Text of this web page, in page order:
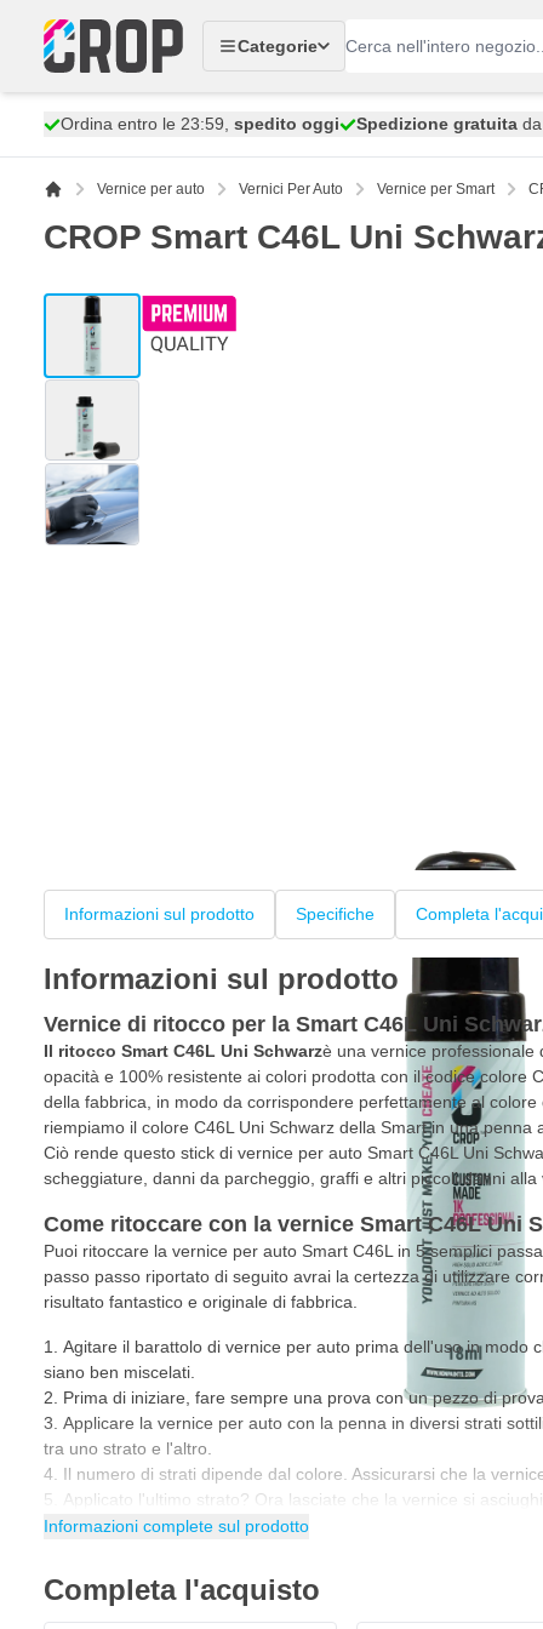
Categorie
Ordina entro le 23:59, spedito oggi Spedizione gratuita
Vernice per auto Vernici Per Auto Vernice per Smart
CROP Smart C46L Uni
View larger image
View larger image
Informazioni sul prodotto Specifiche Completa
Informazioni sul prodotto
Vernice di ritocco per la Smart C46L Uni
Il ritocco Smart C46L Uni Schwarzè una vernice professionale
opacità e 100% resistente ai colori prodotta con il codice colore
della fabbrica, in modo da corrispondere perfettamente al colore
riempiamo il colore C46L Uni Schwarz della Smart in una penna
Ciò rende questo stick di vernice per auto Smart C46L Uni
scheggiature, danni da parcheggio, graffi e altri piccoli danni alla
Come ritoccare con la vernice Smart C46L Uni
Puoi ritoccare la vernice per auto Smart C46L in 5 semplici
passo passo riportato di seguito avrai la certezza di utilizzare
risultato fantastico e originale di fabbrica.
Agitare il barattolo di vernice per auto prima dell'uso in modo
siano ben miscelati.
Prima di iniziare, fare sempre una prova con un pezzo di
Applicare la vernice per auto con la penna in diversi strati
tra uno strato e l'altro.
Il numero di strati dipende dal colore. Assicurarsi che la
Applicato l'ultimo strato? Ora lasciate che la vernice si
essiccazione della vernice per auto dipende dalla temperatura,
Suggerimento
: quando si utilizza la penna per vernice per
guanti in nitrile.
Informazioni complete sul prodotto
Completa l'acquisto